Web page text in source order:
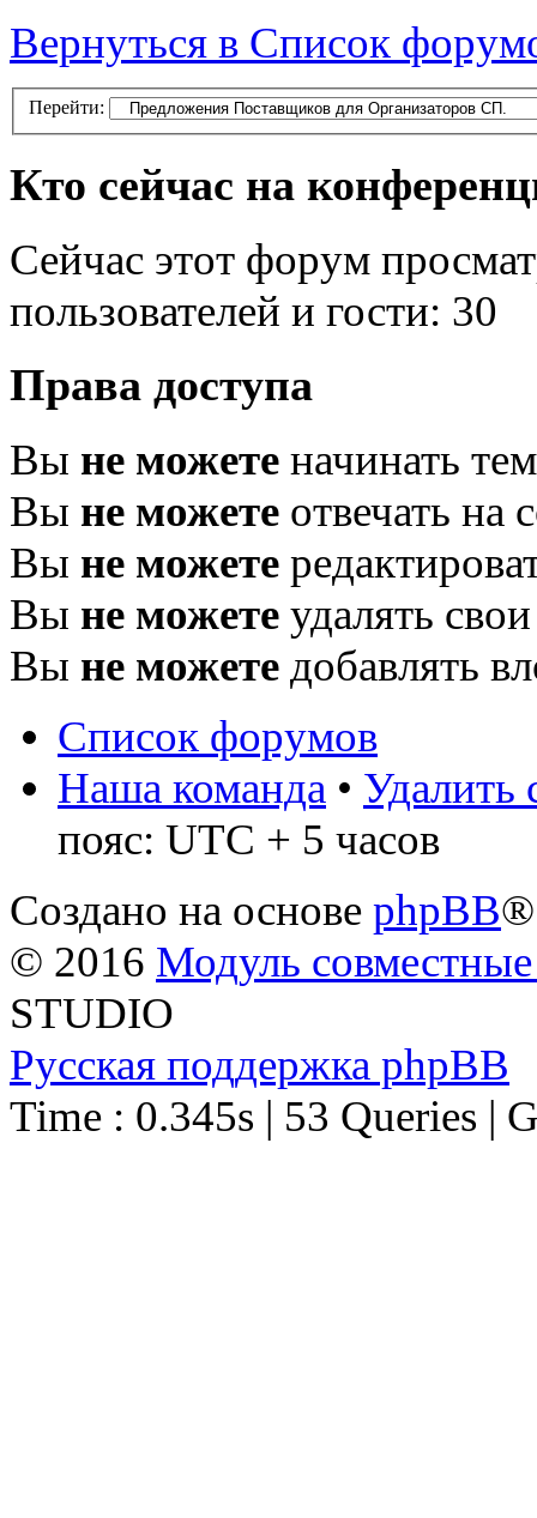
Вернуться в Список
Перейти:
Кто сейчас на
Сейчас этот форум
пользователей и гости: 30
Права доступа
Вы не можете начинать
Вы не можете отвечать на
Вы не можете
Вы не можете удалять
Вы не можете добавлять
Список форумов
Наша команда • Удалить
пояс: UTC + 5 часов
Создано на основе phpBB®
© 2016 Модуль
STUDIO
Русская поддержка phpBB
Time : 0.345s | 53 Queries |